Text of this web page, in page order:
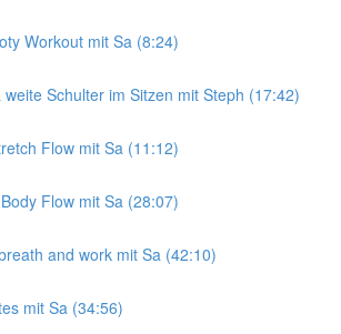
Workout mit Sa (8:24)
weite Schulter im Sitzen mit Steph (17:42)
Flow mit Sa (11:12)
Flow mit Sa (28:07)
and work mit Sa (42:10)
mit Sa (34:56)